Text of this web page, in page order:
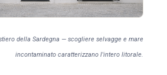
della Sardegna — scogliere selvagge e mare
incontaminato caratterizzano l'intero litorale.